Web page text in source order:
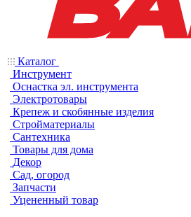
Каталог
Инструмент
Оснастка эл. инструмента
Электротовары
Крепеж и скобянные изделия
Стройматериалы
Сантехника
Товары для дома
Декор
Сад, огород
Запчасти
Уцененный товар